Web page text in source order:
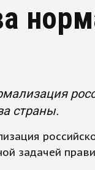
страны.
задачей